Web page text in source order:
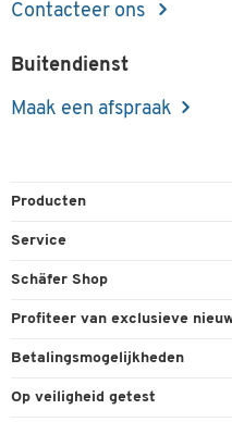
Contacteer ons
Buitendienst
Maak een afspraak
Producten
Kantoorbenodigdheden
Milieutechniek
Reiniging & hygiëne
Service
Bestelling herroepen
Inkt & Toner
Schäfer Shop
Algemene voorwaarden
Online catalogi
Profiteer van exclusieve
Welkomstgeschenk
Betalingsmogelijkheden
Paypal
Op veiligheid getest